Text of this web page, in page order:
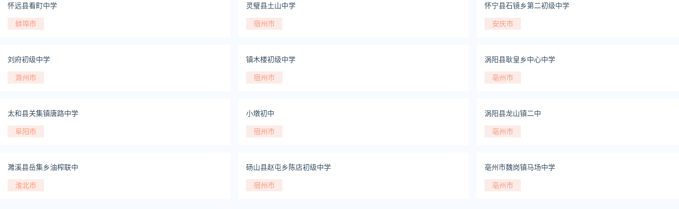
怀远县看町中学
蚌埠市
灵璧县土山中学
宿州市
怀宁县石镜乡第二初级中学
安庆市
刘府初级中学
滁州市
镇木楼初级中学
宿州市
涡阳县耿皇乡中心中学
亳州市
太和县关集镇唐路中学
阜阳市
小墩初中
宿州市
涡阳县龙山镇二中
亳州市
濉溪县岳集乡油榨联中
淮北市
砀山县赵屯乡陈店初级中学
宿州市
亳州市魏岗镇马场中学
亳州市